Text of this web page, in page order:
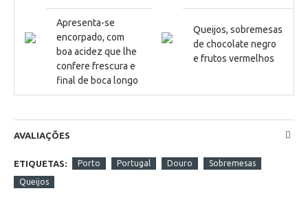
Apresenta-se
encorpado, com
boa acidez que lhe
confere frescura e
final de boca longo
Queijos, sobremesas
de chocolate negro
e frutos vermelhos
AVALIAÇÕES
ETIQUETAS: Porto Portugal Douro Sobremesas
Queijos